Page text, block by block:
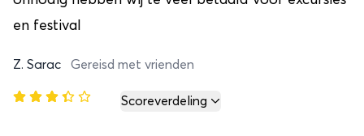
en festival
Z. Sarac Gereisd met vrienden
Scoreverdeling